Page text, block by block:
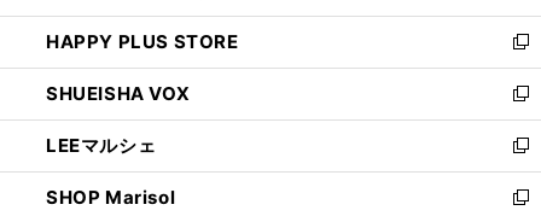
ン
ド
ウ
で
開
く
ウ
ィ
ン
ド
ウ
で
開
く
し
い
ウ
ィ
ン
ド
ウ
で
HAPPY PLUS STORE
新
し
い
ウ
ィ
ン
ド
SHUEISHA VOX
新
し
い
ウ
ィ
LEEマルシェ
新
し
い
SHOP Marisol
新